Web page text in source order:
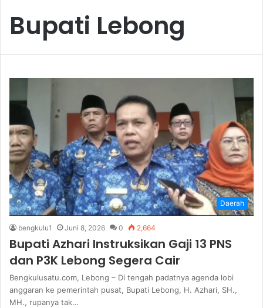
Bupati Lebong
Daerah
bengkulu1 Juni 8, 2026 0 2,664
Bupati Azhari Instruksikan Gaji 13 PNS
dan P3K Lebong Segera Cair
Bengkulusatu.com, Lebong – Di tengah padatnya agenda lobi
anggaran ke pemerintah pusat, Bupati Lebong, H. Azhari, SH.,
MH., rupanya tak…